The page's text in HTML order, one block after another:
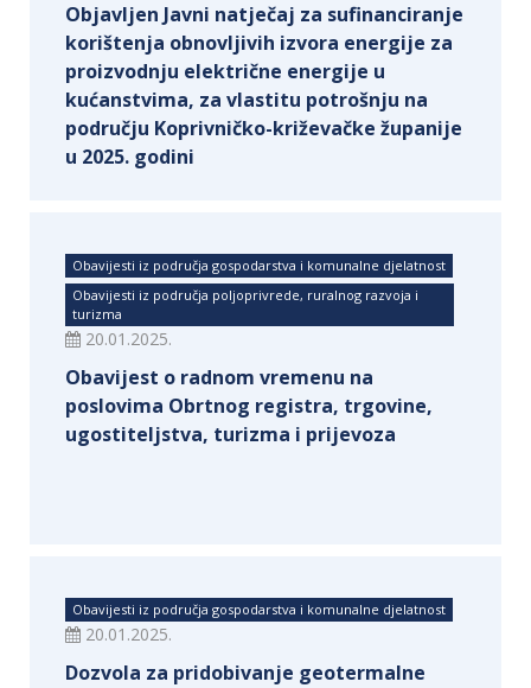
Objavljen Javni natječaj za sufinanciranje
korištenja obnovljivih izvora energije za
proizvodnju električne energije u
kućanstvima, za vlastitu potrošnju na
području Koprivničko-križevačke županije
u 2025. godini
Obavijesti iz područja gospodarstva i komunalne djelatnost
Obavijesti iz područja poljoprivrede, ruralnog razvoja i
turizma
20.01.2025.
Obavijest o radnom vremenu na
poslovima Obrtnog registra, trgovine,
ugostiteljstva, turizma i prijevoza
Obavijesti iz područja gospodarstva i komunalne djelatnost
20.01.2025.
Dozvola za pridobivanje geotermalne